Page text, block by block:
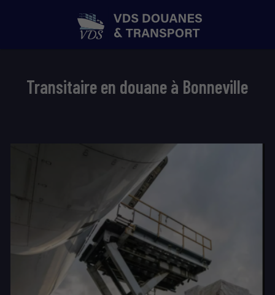
Transitaire en douane à Bonneville